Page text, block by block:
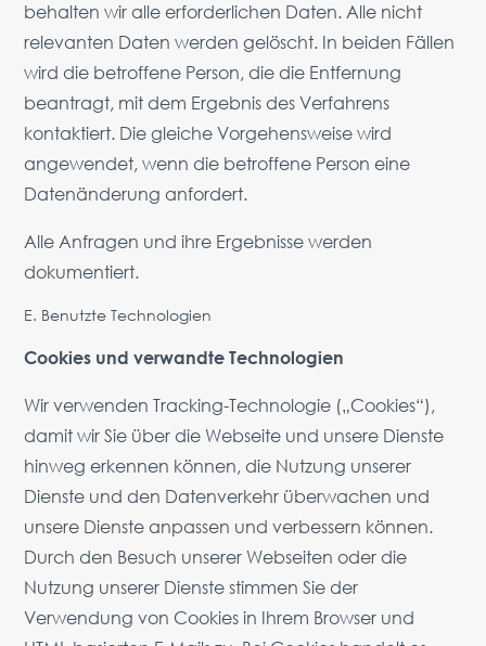
behalten wir alle erforderlichen Daten. Alle nicht
relevanten Daten werden gelöscht. In beiden Fällen
wird die betroffene Person, die die Entfernung
beantragt, mit dem Ergebnis des Verfahrens
kontaktiert. Die gleiche Vorgehensweise wird
angewendet, wenn die betroffene Person eine
Datenänderung anfordert.
Alle Anfragen und ihre Ergebnisse werden
dokumentiert.
E. Benutzte Technologien
Cookies und verwandte Technologien
Wir verwenden Tracking-Technologie („Cookies“),
damit wir Sie über die Webseite und unsere Dienste
hinweg erkennen können, die Nutzung unserer
Dienste und den Datenverkehr überwachen und
unsere Dienste anpassen und verbessern können.
Durch den Besuch unserer Webseiten oder die
Nutzung unserer Dienste stimmen Sie der
Verwendung von Cookies in Ihrem Browser und